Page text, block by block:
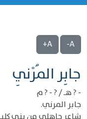
A-
A+
‌‌جابِر المُرْنِي
- ? هـ / ? - ? م
جابر المرني.